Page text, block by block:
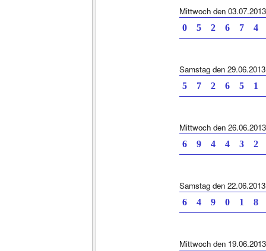
Mittwoch den 03.07.2013
0 5 2 6 7 4
Samstag den 29.06.2013
5 7 2 6 5 1
Mittwoch den 26.06.2013
6 9 4 4 3 2
Samstag den 22.06.2013
6 4 9 0 1 8
Mittwoch den 19.06.2013